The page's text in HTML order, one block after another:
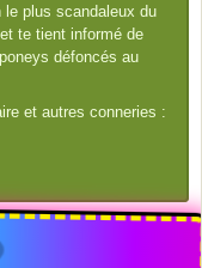
le plus scandaleux du
te tient informé de
défoncés au
et autres conneries :